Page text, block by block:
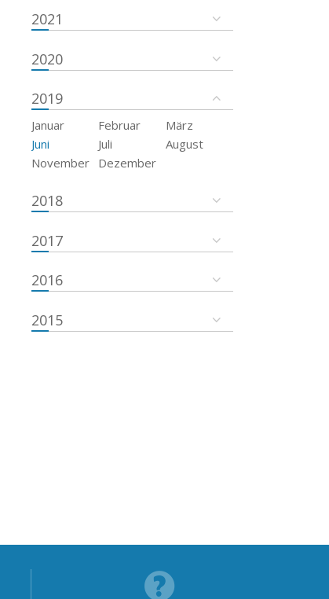
2021
2020
2019
Januar Februar
März
Juni
Juli
August
November
Dezember
2018
2017
2016
2015